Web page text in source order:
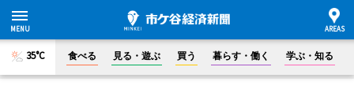
35°C 食べる 見る・遊ぶ 買う 暮らす・働く 学ぶ・知る